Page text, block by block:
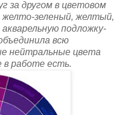
за другом в цветовом
желто-зеленый, желтый,
подложку-
всю
нейтральные цвета
в работе есть.